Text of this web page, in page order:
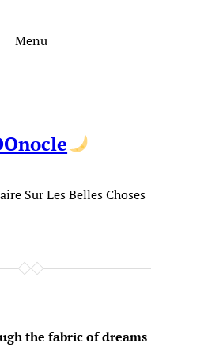
Menu
Sur Les Belles Choses
the fabric of dreams